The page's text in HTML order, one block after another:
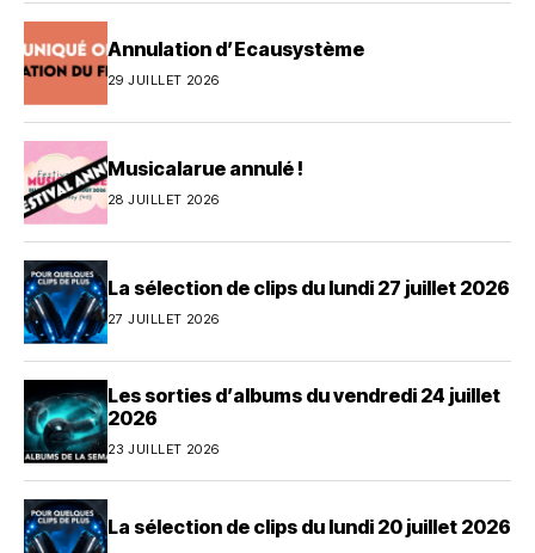
Annulation d’Ecausystème
29 JUILLET 2026
Musicalarue annulé !
28 JUILLET 2026
La sélection de clips du lundi 27 juillet 2026
27 JUILLET 2026
Les sorties d’albums du vendredi 24 juillet
2026
23 JUILLET 2026
La sélection de clips du lundi 20 juillet 2026